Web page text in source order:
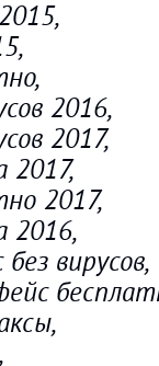
2016,
2017,
2017,
2017,
2016,
вирусов,